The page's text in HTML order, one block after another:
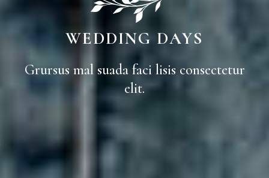
WEDDING DAYS
Grursus mal suada faci lisis consectetur
elit.